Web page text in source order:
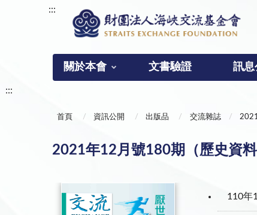
:::
關於本會 文書驗證 訊息
:::
首頁 資訊公開 出版品 交流雜誌
2021年12月號180期（歷史資料
110年